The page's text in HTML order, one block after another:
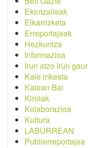
Ekintzaileak
Elkarrizketa
Erreportajeak
Hezkuntza
Informazioa
Irun atzo Irun gaur
Kale inkesta
Kalean Bai
Kirolak
Kolaborazioa
Kultura
LABURREAN
Publierreportajea